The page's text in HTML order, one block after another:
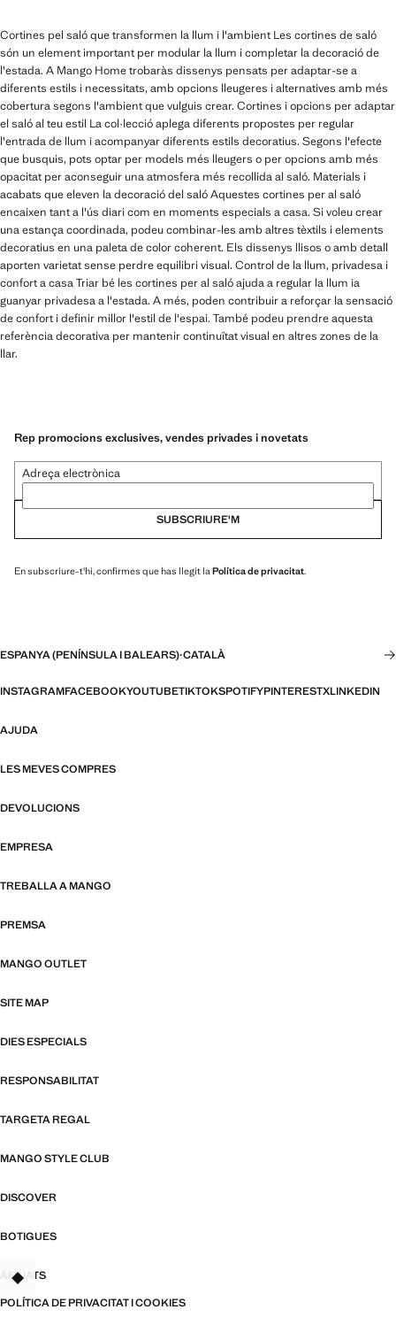
Cortines pel saló que transformen la llum i l'ambient Les cortines de saló
són un element important per modular la llum i completar la decoració de
l'estada. A Mango Home trobaràs dissenys pensats per adaptar-se a
diferents estils i necessitats, amb opcions lleugeres i alternatives amb més
cobertura segons l'ambient que vulguis crear. Cortines i opcions per adaptar
el saló al teu estil La col·lecció aplega diferents propostes per regular
l'entrada de llum i acompanyar diferents estils decoratius. Segons l'efecte
que busquis, pots optar per models més lleugers o per opcions amb més
opacitat per aconseguir una atmosfera més recollida al saló. Materials i
acabats que eleven la decoració del saló Aquestes cortines per al saló
encaixen tant a l'ús diari com en moments especials a casa. Si voleu crear
una estança coordinada, podeu combinar-les amb altres tèxtils i elements
decoratius en una paleta de color coherent. Els dissenys llisos o amb detall
aporten varietat sense perdre equilibri visual. Control de la llum, privadesa i
confort a casa Triar bé les cortines per al saló ajuda a regular la llum ia
guanyar privadesa a l'estada. A més, poden contribuir a reforçar la sensació
de confort i definir millor l'estil de l'espai. També podeu prendre aquesta
referència decorativa per mantenir continuïtat visual en altres zones de la
llar.
Rep promocions exclusives, vendes privades i novetats
Adreça electrònica
SUBSCRIURE'M
En subscriure-t'hi, confirmes que has llegit la Política de privacitat.
ESPANYA (PENÍNSULA I BALEARS)·CATALÀ
INSTAGRAMFACEBOOKYOUTUBETIKTOKSPOTIFYPINTERESTXLINKEDIN
AJUDA
LES MEVES COMPRES
DEVOLUCIONS
EMPRESA
TREBALLA A MANGO
PREMSA
MANGO OUTLET
SITE MAP
DIES ESPECIALS
RESPONSABILITAT
TARGETA REGAL
MANGO STYLE CLUB
DISCOVER
BOTIGUES
AFILIATS
POLÍTICA DE PRIVACITAT I COOKIES